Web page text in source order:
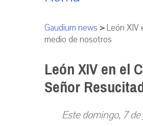
Gaudium news >León XIV
medio de nosotros
León XIV en el
Señor
Este domingo, 7